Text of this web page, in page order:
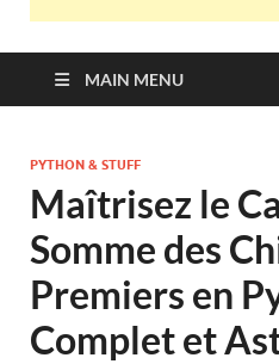
MAIN MENU
PYTHON & STUFF
Maîtrisez le
Somme des
Premiers en
Complet et